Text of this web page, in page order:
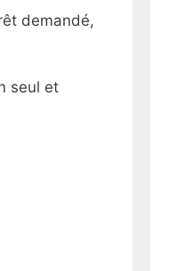
demandé,
seul et